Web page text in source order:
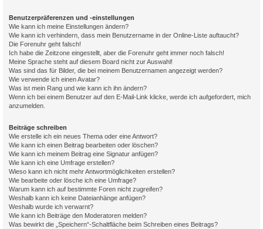
Benutzerpräferenzen und -einstellungen
Wie kann ich meine Einstellungen ändern?
Wie kann ich verhindern, dass mein Benutzername in der Online-Liste auftaucht?
Die Forenuhr geht falsch!
Ich habe die Zeitzone eingestellt, aber die Forenuhr geht immer noch falsch!
Meine Sprache steht auf diesem Board nicht zur Auswahl!
Was sind das für Bilder, die bei meinem Benutzernamen angezeigt werden?
Wie verwende ich einen Avatar?
Was ist mein Rang und wie kann ich ihn ändern?
Wenn ich bei einem Benutzer auf den E-Mail-Link klicke, werde ich aufgefordert, mich
anzumelden.
Beiträge schreiben
Wie erstelle ich ein neues Thema oder eine Antwort?
Wie kann ich einen Beitrag bearbeiten oder löschen?
Wie kann ich meinem Beitrag eine Signatur anfügen?
Wie kann ich eine Umfrage erstellen?
Wieso kann ich nicht mehr Antwortmöglichkeiten erstellen?
Wie bearbeite oder lösche ich eine Umfrage?
Warum kann ich auf bestimmte Foren nicht zugreifen?
Weshalb kann ich keine Dateianhänge anfügen?
Weshalb wurde ich verwarnt?
Wie kann ich Beiträge den Moderatoren melden?
Was bewirkt die „Speichern“-Schaltfläche beim Schreiben eines Beitrags?